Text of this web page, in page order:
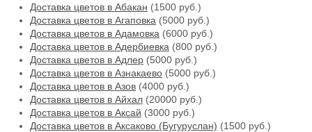
Доставка цветов в Абакан (1500 руб.)
Доставка цветов в Агаповка (5000 руб.)
Доставка цветов в Адамовка (6000 руб.)
Доставка цветов в Адербиевка (800 руб.)
Доставка цветов в Адлер (5000 руб.)
Доставка цветов в Азнакаево (5000 руб.)
Доставка цветов в Азов (4000 руб.)
Доставка цветов в Айхал (20000 руб.)
Доставка цветов в Аксай (3000 руб.)
Доставка цветов в Аксаково (Бугуруслан) (1500 руб.)